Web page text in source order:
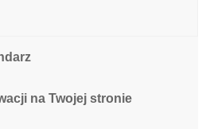
na Twojej stronie